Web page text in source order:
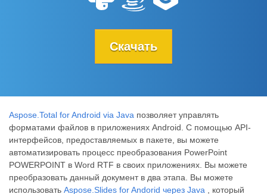
Скачать
Aspose.Total for Android via Java позволяет управлять
форматами файлов в приложениях Android. С помощью API-
интерфейсов, предоставляемых в пакете, вы можете
автоматизировать процесс преобразования PowerPoint
POWERPOINT в Word RTF в своих приложениях. Вы можете
преобразовать данный документ в два этапа. Вы можете
использовать Aspose.Slides for Andorid через Java , который